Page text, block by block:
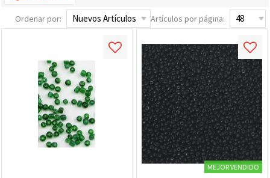
Ordenar por: Artículos por página:
MEJOR VENDIDO